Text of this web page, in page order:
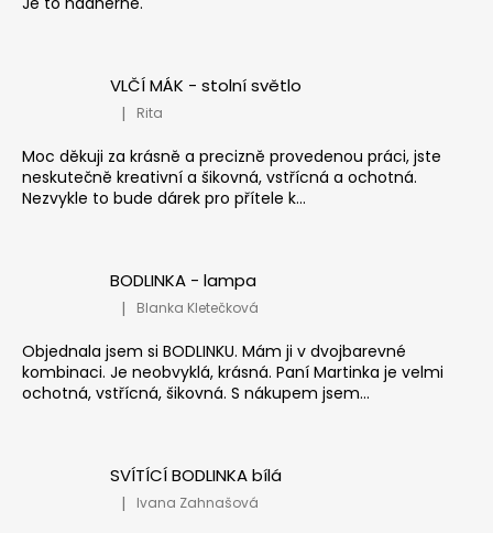
VLČÍ MÁK - stolní světlo
Hodnocení produktu je 5 z 5 hvězdiček.
| Rita
Moc děkuji za krásně a precizně provedenou práci, jste
neskutečně kreativní a šikovná, vstřícná a ochotná.
Nezvykle to bude dárek pro přítele k...
BODLINKA - lampa
Hodnocení produktu je 5 z 5 hvězdiček.
| Blanka Kletečková
Objednala jsem si BODLINKU. Mám ji v dvojbarevné
kombinaci. Je neobvyklá, krásná. Paní Martinka je velmi
ochotná, vstřícná, šikovná. S nákupem jsem...
SVÍTÍCÍ BODLINKA bílá
Hodnocení produktu je 5 z 5 hvězdiček.
| Ivana Zahnašová